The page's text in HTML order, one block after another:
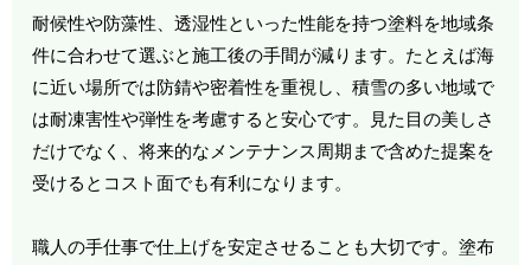
耐候性や防藻性、透湿性といった性能を持つ塗料を地域条
件に合わせて選ぶと施工後の手間が減ります。たとえば海
に近い場所では防錆や密着性を重視し、積雪の多い地域で
は耐凍害性や弾性を考慮すると安心です。見た目の美しさ
だけでなく、将来的なメンテナンス周期まで含めた提案を
受けるとコスト面でも有利になります。
職人の手仕事で仕上げを安定させることも大切です。塗布